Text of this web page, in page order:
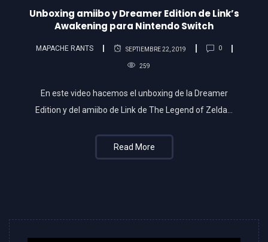
Unboxing amiibo y Dreamer Edition de Link’s
Awakening para Nintendo Switch
MAPACHE RANTS SEPTIEMBRE 22, 2019 0
259
En este video hacemos el unboxing de la Dreamer
Edition y del amiibo de Link de The Legend of Zelda…
Read More